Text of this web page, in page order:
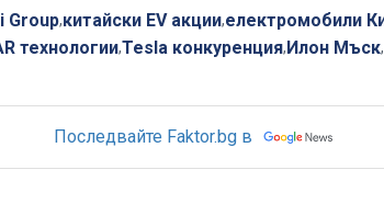
Group,китайски EV акции,електромобили
технологии,Tesla конкуренция,Илон Мъск,
Последвайте Faktor.bg в